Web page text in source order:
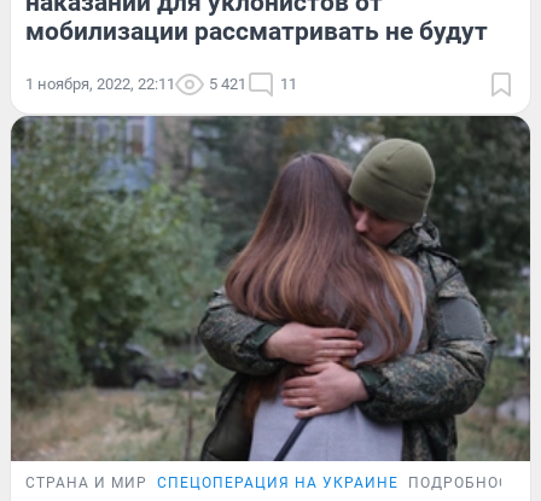
мобилизации рассматривать не будут
1 ноября, 2022, 22:11 5 421 11
СТРАНА И МИР СПЕЦОПЕРАЦИЯ НА УКРАИНЕ ПОДРОБНОСТИ